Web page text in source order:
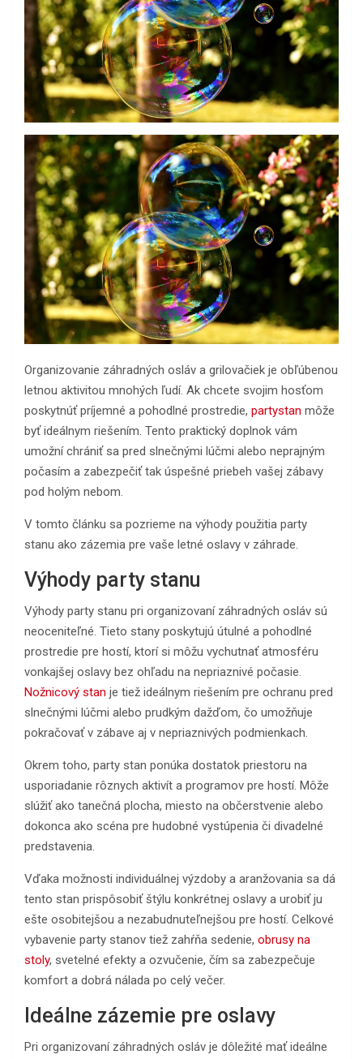
Organizovanie záhradných osláv a grilovačiek je obľúbenou
letnou aktivitou mnohých ľudí. Ak chcete svojim hosťom
poskytnúť príjemné a pohodlné prostredie, partystan môže
byť ideálnym riešením. Tento praktický doplnok vám
umožní chrániť sa pred slnečnými lúčmi alebo neprajným
počasím a zabezpečiť tak úspešné priebeh vašej zábavy
pod holým nebom.
V tomto článku sa pozrieme na výhody použitia party
stanu ako zázemia pre vaše letné oslavy v záhrade.
Výhody party stanu
Výhody party stanu pri organizovaní záhradných osláv sú
neoceniteľné. Tieto stany poskytujú útulné a pohodlné
prostredie pre hostí, ktorí si môžu vychutnať atmosféru
vonkajšej oslavy bez ohľadu na nepriaznivé počasie.
Nožnicový stan je tiež ideálnym riešením pre ochranu pred
slnečnými lúčmi alebo prudkým dažďom, čo umožňuje
pokračovať v zábave aj v nepriaznivých podmienkach.
Okrem toho, party stan ponúka dostatok priestoru na
usporiadanie rôznych aktivít a programov pre hostí. Môže
slúžiť ako tanečná plocha, miesto na občerstvenie alebo
dokonca ako scéna pre hudobné vystúpenia či divadelné
predstavenia.
Vďaka možnosti individuálnej výzdoby a aranžovania sa dá
tento stan prispôsobiť štýlu konkrétnej oslavy a urobiť ju
ešte osobitejšou a nezabudnuteľnejšou pre hostí. Celkové
vybavenie party stanov tiež zahŕňa sedenie, obrusy na
stoly, svetelné efekty a ozvučenie, čím sa zabezpečuje
komfort a dobrá nálada po celý večer.
Ideálne zázemie pre oslavy
Pri organizovaní záhradných osláv je dôležité mať ideálne